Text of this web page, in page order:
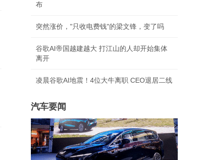
布
突然涨价，"只收电费钱"的梁文锋，变了吗
谷歌AI帝国越建越大 打江山的人却开始集体
离开
凌晨谷歌AI地震！4位大牛离职 CEO退居二线
汽车要闻